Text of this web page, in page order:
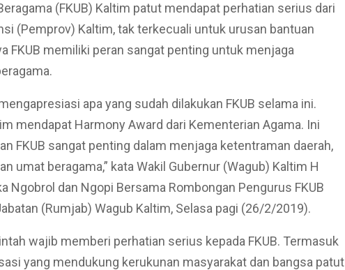
(FKUB) Kaltim patut mendapat perhatian serius dari
(Pemprov) Kaltim, tak terkecuali untuk urusan bantuan
FKUB memiliki peran sangat penting untuk menjaga
apa yang sudah dilakukan FKUB selama ini.
mendapat Harmony Award dari Kementerian Agama. Ini
FKUB sangat penting dalam menjaga ketentraman daerah,
umat beragama,” kata Wakil Gubernur (Wagub) Kaltim H
Ngobrol dan Ngopi Bersama Rombongan Pengurus FKUB
(Rumjab) Wagub Kaltim, Selasa pagi (26/2/2019).
wajib memberi perhatian serius kepada FKUB. Termasuk
yang mendukung kerukunan masyarakat dan bangsa patut